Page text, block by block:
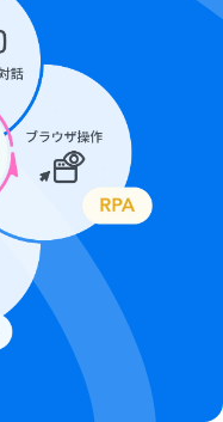
、60分の間隔で起動
異なりますので、ご注意